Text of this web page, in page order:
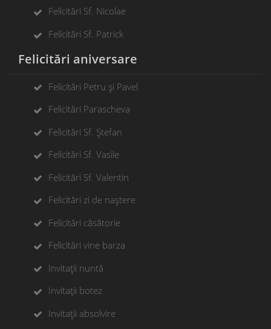
Felicitări Sf. Nicolae
Felicitări Sf. Patrick
Felicitări aniversare
Felicitări Petru și Pavel
Felicitări Parascheva
Felicitări Sf. Ștefan
Felicitări Sf. Vasile
Felicitări Sf. Valentin
Felicitări zi de naștere
Felicitări căsătorie
Felicitări vine barza
Invitații nuntă
Invitații botez
Invitații absolvire